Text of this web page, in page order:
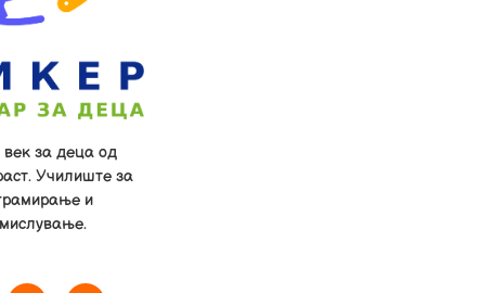
за деца од
Училиште за
и